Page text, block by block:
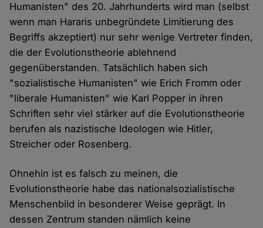
Humanisten" des 20. Jahrhunderts wird man (selbst
wenn man Hararis unbegründete Limitierung des
Begriffs akzeptiert) nur sehr wenige Vertreter finden,
die der Evolutionstheorie ablehnend
gegenüberstanden. Tatsächlich haben sich
"sozialistische Humanisten" wie Erich Fromm oder
"liberale Humanisten" wie Karl Popper in ihren
Schriften sehr viel stärker auf die Evolutionstheorie
berufen als nazistische Ideologen wie Hitler,
Streicher oder Rosenberg.
Ohnehin ist es falsch zu meinen, die
Evolutionstheorie habe das nationalsozialistische
Menschenbild in besonderer Weise geprägt. In
dessen Zentrum standen nämlich keine